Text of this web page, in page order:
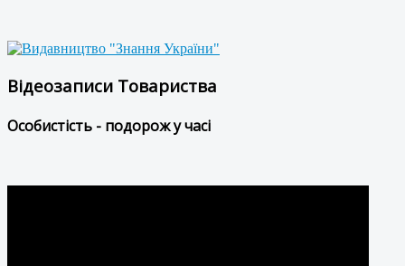
Відеозаписи Товариства
Особистість - подорож у часі